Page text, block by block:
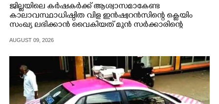
ജില്ലയിലെ കർഷകർക്ക് ആശ്വാസമാകേണ്ട
കാലാവസ്ഥാധിഷ്ഠിത വിള ഇൻഷ്വറൻസിന്റെ ക്ലെയിം
സംഖ്യ ലഭിക്കാൻ വൈകിയത് മുൻ സർക്കാരിന്റെ
AUGUST 09, 2026